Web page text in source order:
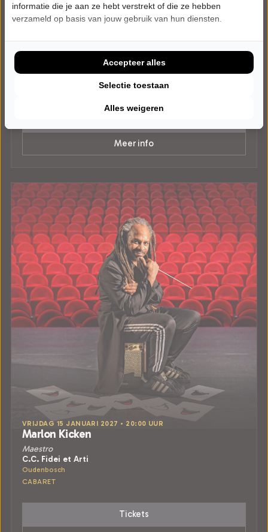
Gerrie Smits
Oudenbosch
Meer info
VRIJDAG 15 JANUARI 2027 • 20:00 UUR
Marlon Kicken
Maestro
C.C. Fidei et Arti
Oudenbosch
CABARET
Tickets
informatie die je aan ze hebt verstrekt of die ze hebben
verzameld op basis van jouw gebruik van hun diensten.
Alles weigeren
Selectie toestaan
Accepteer alles